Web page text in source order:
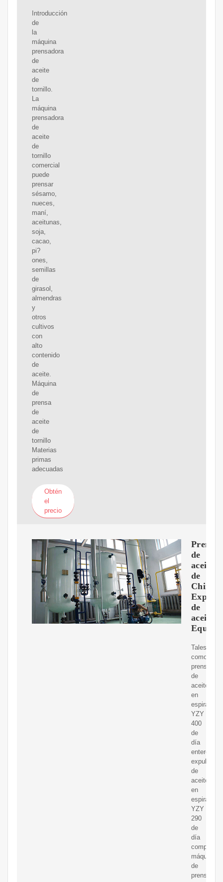
Introducción
de
la
máquina
prensadora
de
aceite
de
tornillo.
La
máquina
prensadora
de
aceite
de
tornillo
comercial
puede
prensar
sésamo,
nueces,
maní,
aceitunas,
soja,
cacao,
pi?
ones,
semillas
de
girasol,
almendras
y
otros
cultivos
con
alto
contenido
de
aceite.
Máquina
de
prensa
de
aceite
de
tornillo
Materias
primas
adecuadas
Obtén
el
precio
Prensa
de
aceite
de
China,
de
aceite,
Equipo
Tales
como:
prensa
de
aceite
en
espiral
YZY
400
de
día
entero,
expulsor
de
aceite
en
espiral
YZY
290
de
día
completo,
máquina
de
prensado